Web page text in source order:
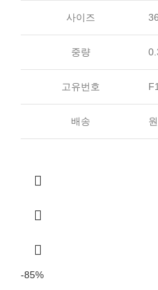
사이즈
중량
고유번호
배송
-85%